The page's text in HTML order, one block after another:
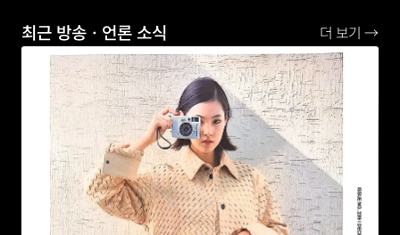
최근 방송ㆍ언론 소식 더 보기 →